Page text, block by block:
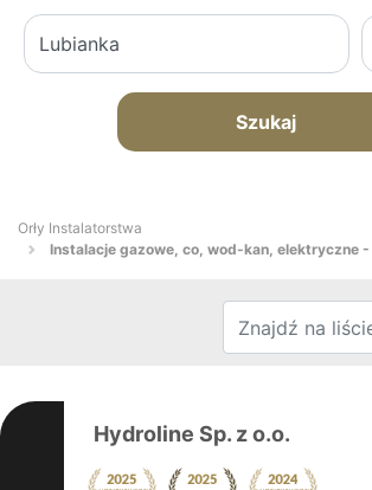
Szukaj
Orły Instalatorstwa
Instalacje gazowe, co, wod-kan, elektryczne -
Hydroline Sp. z o.o.